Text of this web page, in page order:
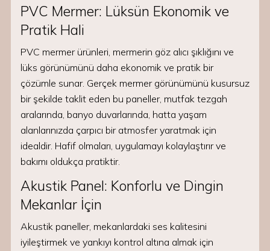
PVC Mermer: Lüksün Ekonomik ve
Pratik Hali
PVC mermer ürünleri, mermerin göz alıcı şıklığını ve
lüks görünümünü daha ekonomik ve pratik bir
çözümle sunar. Gerçek mermer görünümünü kusursuz
bir şekilde taklit eden bu paneller, mutfak tezgah
aralarında, banyo duvarlarında, hatta yaşam
alanlarınızda çarpıcı bir atmosfer yaratmak için
idealdir. Hafif olmaları, uygulamayı kolaylaştırır ve
bakımı oldukça pratiktir.
Akustik Panel: Konforlu ve Dingin
Mekanlar İçin
Akustik paneller, mekanlardaki ses kalitesini
iyileştirmek ve yankıyı kontrol altına almak için